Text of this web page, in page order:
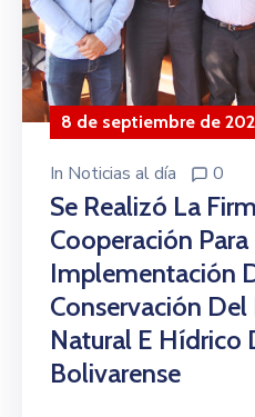
8 de septiembre de
In Noticias al día 0
Se Realizó La
Cooperación Para
Implementación
Conservación
Natural E Hídrico
Bolivarense